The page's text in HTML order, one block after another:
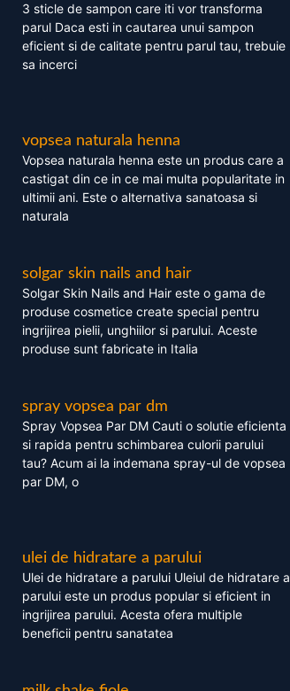
3 sticle de sampon care iti vor transforma
parul Daca esti in cautarea unui sampon
eficient si de calitate pentru parul tau, trebuie
sa incerci
vopsea naturala henna
Vopsea naturala henna este un produs care a
castigat din ce in ce mai multa popularitate in
ultimii ani. Este o alternativa sanatoasa si
naturala
solgar skin nails and hair
Solgar Skin Nails and Hair este o gama de
produse cosmetice create special pentru
ingrijirea pielii, unghiilor si parului. Aceste
produse sunt fabricate in Italia
spray vopsea par dm
Spray Vopsea Par DM Cauti o solutie eficienta
si rapida pentru schimbarea culorii parului
tau? Acum ai la indemana spray-ul de vopsea
par DM, o
ulei de hidratare a parului
Ulei de hidratare a parului Uleiul de hidratare a
parului este un produs popular si eficient in
ingrijirea parului. Acesta ofera multiple
beneficii pentru sanatatea